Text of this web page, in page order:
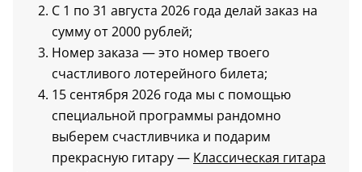
С 1 по 31 августа 2026 года делай заказ на
сумму от 2000 рублей;
Номер заказа — это номер твоего
счастливого лотерейного билета;
15 сентября 2026 года мы с помощью
специальной программы рандомно
выберем счастливчика и подарим
прекрасную гитару — Классическая гитара